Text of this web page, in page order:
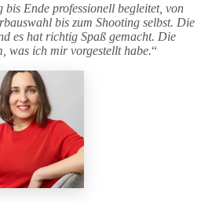
Ende professionell begleitet, von
bis zum Shooting selbst. Die
es hat richtig Spaß gemacht. Die
was ich mir vorgestellt habe.“